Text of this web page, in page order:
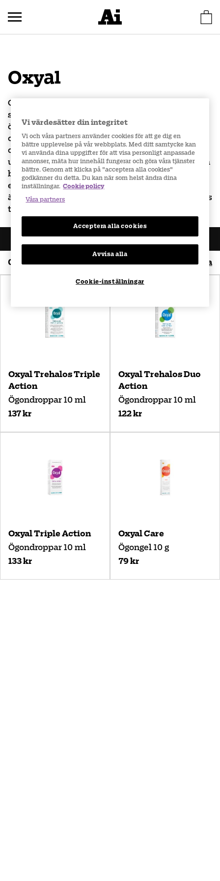
Oxyal
Oxyal är en produktserie från Bausch & Lomb
som erbjuder olika lösningar för dig med torra
ögon, från enklare återfuktning till mer
omfattande vård. Serien innefattar återfuktande
och smörjande ögondroppar samt vårdande gel,
utvecklade för att stödja tårfilmens funktion och
bidra till komfort när ögonen känns torra, trötta
eller irriterade under dagen. Oxyal-produkterna
är anpassade efter olika behov och kan användas
tillsammans med kontaktlinser.
Filtrera produkter
0 4 av 4 Produkter Sortera
Namn (Ö-A) Pris (Lågt till högt)
Oxyal Trehalos Triple
Action
Ögondroppar 10 ml
137 kr
Oxyal Trehalos Duo
Action
Ögondroppar 10 ml
122 kr
Oxyal Triple Action
Ögondroppar 10 ml
133 kr
Oxyal Care
Ögongel 10 g
79 kr
Vi värdesätter din integritet
Vi och våra partners använder cookies för att ge dig en
bättre upplevelse på vår webbplats. Med ditt samtycke kan
vi använda dina uppgifter för att visa personligt anpassade
annonser, mäta hur innehåll fungerar och göra våra tjänster
bättre. Genom att klicka på "acceptera alla cookies"
godkänner du detta. Du kan när som helst ändra dina
inställningar. Cookie policy
Våra partners
Cookie-inställningar
Avvisa alla
Acceptera alla cookies